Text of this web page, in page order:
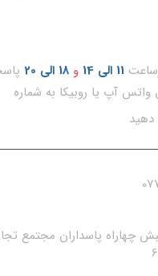
11 الی 14 و 18 الی 20
واتس آپ یا روبیکا به شماره
دهید
چهاراه پاسداران مجتمع